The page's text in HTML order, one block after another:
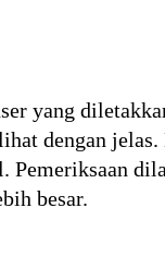
yang
dengan
besar.